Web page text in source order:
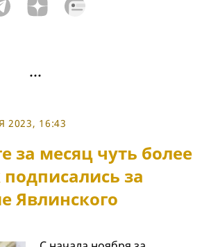
2023, 16:43
за месяц чуть более
подписались за
Явлинского